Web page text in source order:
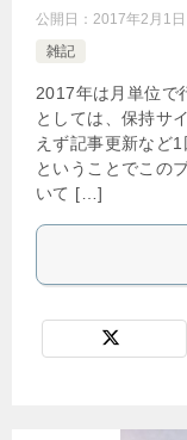
公開日： 2017年2月1日
雑記
2017年は月単位で
としては、保持サ
えず記事更新など
ということでこの
いて […]